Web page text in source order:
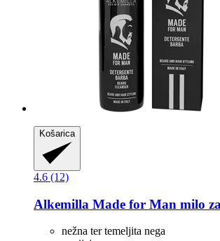
Košarica
4.6 (12)
Alkemilla Made for Man milo
nežna ter temeljita nega